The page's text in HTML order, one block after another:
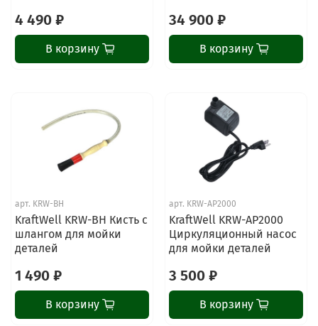
4 490 ₽
В корзину
34 900 ₽
В корзину
арт. KRW-BH
KraftWell KRW-BH Кисть с
шлангом для мойки
деталей
1 490 ₽
В корзину
арт. KRW-AP2000
KraftWell KRW-AP2000
Циркуляционный насос
для мойки деталей
3 500 ₽
В корзину